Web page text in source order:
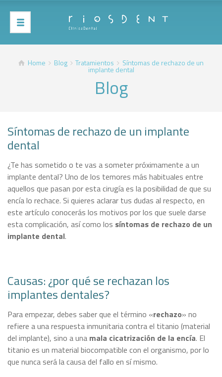
Home Blog Tratamientos Síntomas de rechazo de un
implante dental
Blog
Síntomas de rechazo de un implante
dental
¿Te has sometido o te vas a someter próximamente a un
implante dental? Uno de los temores más habituales entre
aquellos que pasan por esta cirugía es la posibilidad de que su
encía lo rechace. Si quieres aclarar tus dudas al respecto, en
este artículo conocerás los motivos por los que suele darse
esta complicación, así como los síntomas de rechazo de un
implante dental.
Causas: ¿por qué se rechazan los
implantes dentales?
Para empezar, debes saber que el término «rechazo» no
refiere a una respuesta inmunitaria contra el titanio (material
del implante), sino a una mala cicatrización de la encía. El
titanio es un material biocompatible con el organismo, por lo
que nunca será la causa del fallo en sí mismo.